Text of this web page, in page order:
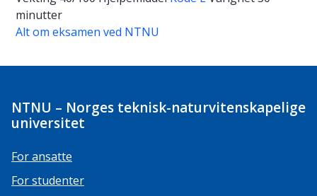
minutter
Alt om eksamen ved NTNU
NTNU – Norges teknisk-naturvitenskapelige
universitet
For ansatte
For studenter